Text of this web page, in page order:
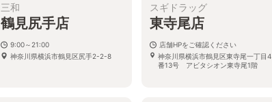
三和
鶴見尻手店
9:00～21:00
神奈川県横浜市鶴見区尻手2-2-8
スギドラッグ
東寺尾店
店舗HPをご確認ください
神奈川県横浜市鶴見区東寺尾一丁目4
番13号 アビタシオン東寺尾1階